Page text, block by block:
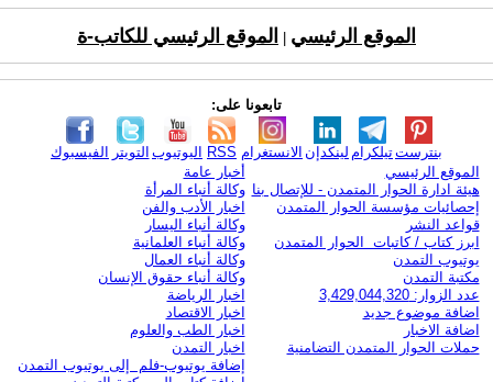
الموقع الرئيسي الموقع الرئيسي للكاتب-ة
تابعونا على:
الفيسبوك التويتر اليوتيوب RSS الانستغرام لينكدإن تيلكرامبنترست
الموقع الرئيسي
هيئة ادارة الحوار المتمدن - للإتصال بنا
إحصائيات مؤسسة الحوار المتمدن
قواعد النشر
ابرز كتاب / كاتبات الحوار المتمدن
يوتيوب التمدن
مكتبة التمدن
عدد الزوار: 3,429,044,320
اضافة موضوع جديد
اضافة الاخبار
حملات الحوار المتمدن التضامنية
أخبار عامة
وكالة أنباء المرأة
اخبار الأدب والفن
وكالة أنباء اليسار
وكالة أنباء العلمانية
وكالة أنباء العمال
وكالة أنباء حقوق الإنسان
اخبار الرياضة
اخبار الاقتصاد
اخبار الطب والعلوم
اخبار التمدن
إضافة يوتيوب-فلم إلى يوتيوب التمدن